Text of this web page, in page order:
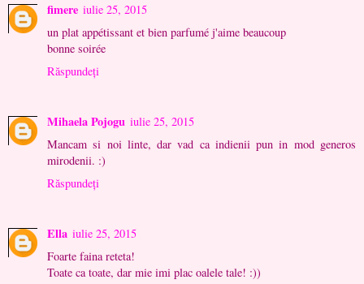
fimere iulie 25, 2015
un plat appétissant et bien parfumé j'aime beaucoup
bonne soirée
Răspundeți
Mihaela Pojogu iulie 25, 2015
Mancam si noi linte, dar vad ca indienii pun in mod generos
mirodenii. :)
Răspundeți
Ella iulie 25, 2015
Foarte faina reteta!
Toate ca toate, dar mie imi plac oalele tale! :))